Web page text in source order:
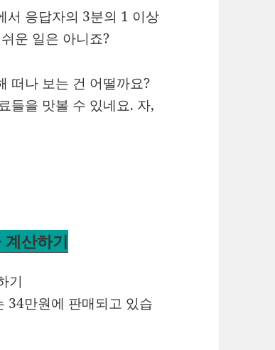
서 응답자의 3분의 1 이상
운 일은 아니죠?
떠나 보는 건 어떨까요?
들을 맛볼 수 있네요. 자,
산하기
34만원에 판매되고 있습